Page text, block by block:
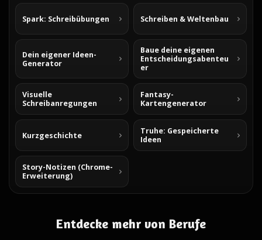
Spark: Schreibübungen Schreiben & Weltenbau
Dein eigener Ideen-
Generator
Baue deine eigenen
Entscheidungsabenteu
er
Visuelle
Schreibanregungen
Fantasy-
Kartengenerator
Kurzgeschichte
Truhe: Gespeicherte
Ideen
Story-Notizen (Chrome-
Erweiterung)
Entdecke mehr von Berufe